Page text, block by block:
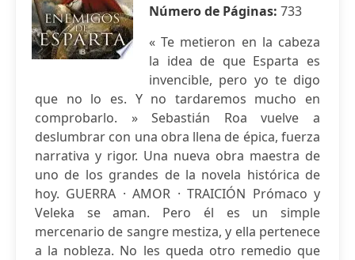
Número de Páginas: 733
« Te metieron en la cabeza
la idea de que Esparta es
invencible, pero yo te digo
que no lo es. Y no tardaremos mucho en
comprobarlo. » Sebastián Roa vuelve a
deslumbrar con una obra llena de épica, fuerza
narrativa y rigor. Una nueva obra maestra de
uno de los grandes de la novela histórica de
hoy. GUERRA · AMOR · TRAICIÓN Prómaco y
Veleka se aman. Pero él es un simple
mercenario de sangre mestiza, y ella pertenece
a la nobleza. No les queda otro remedio que